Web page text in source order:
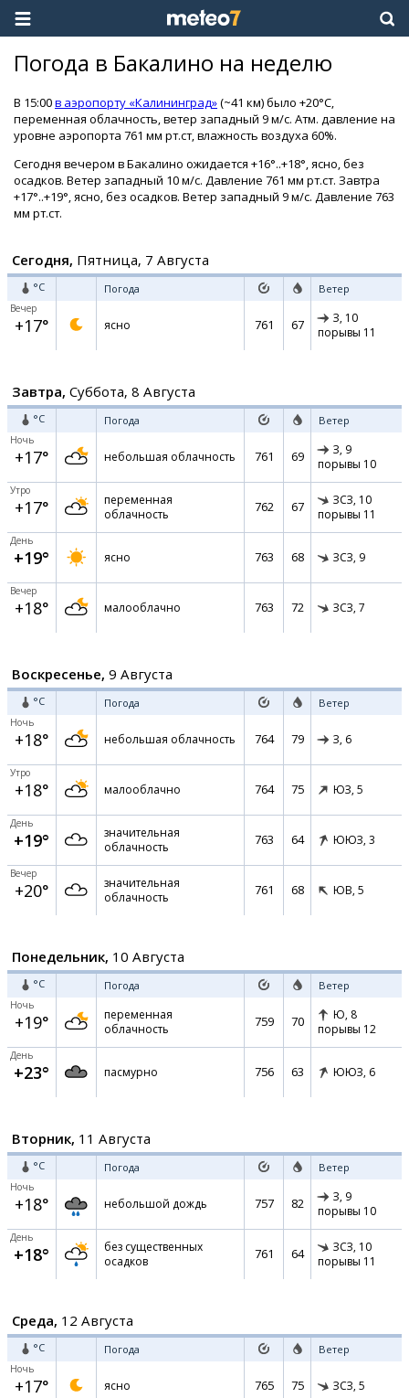
Погода в Бакалино на неделю
В 15:00в аэропорту «Калининград»(~41 км) было +20°C,
переменная облачность, ветер западный 9 м/с. Атм. давление на
уровне аэропорта 761 мм рт.ст, влажность воздуха 60%.
Сегодня вечером в Бакалино ожидается +16°..+18°, ясно, без
осадков. Ветер западный 10 м/с. Давление 761 мм рт.ст. Завтра
+17°..+19°, ясно, без осадков. Ветер западный 9 м/с. Давление 763
мм рт.ст.
Сегодня, Пятница, 7 Августа
°C Погода Ветер
Вечер
+17° ясно 761 67 З, 10
порывы 11
Завтра, Суббота, 8 Августа
°C Погода Ветер
Ночь
+17° небольшая облачность 761 69 З, 9
порывы 10
Утро
+17°
переменная
облачность
762 67 ЗСЗ, 10
порывы 11
День
+19° ясно 763 68 ЗСЗ, 9
Вечер
+18° малооблачно 763 72 ЗСЗ, 7
Воскресенье, 9 Августа
°C Погода Ветер
Ночь
+18° небольшая облачность 764 79 З, 6
Утро
+18° малооблачно 764 75 ЮЗ, 5
День
+19°
значительная
облачность
763 64 ЮЮЗ, 3
Вечер
+20°
значительная
облачность
761 68 ЮВ, 5
Понедельник, 10 Августа
°C Погода Ветер
Ночь
+19°
переменная
облачность
759 70 Ю, 8
порывы 12
День
+23° пасмурно 756 63 ЮЮЗ, 6
Вторник, 11 Августа
°C Погода Ветер
Ночь
+18° небольшой дождь 757 82 З, 9
порывы 10
День
+18°
без существенных
осадков
761 64 ЗСЗ, 10
порывы 11
Среда, 12 Августа
°C Погода Ветер
Ночь
+17° ясно 765 75 ЗСЗ, 5